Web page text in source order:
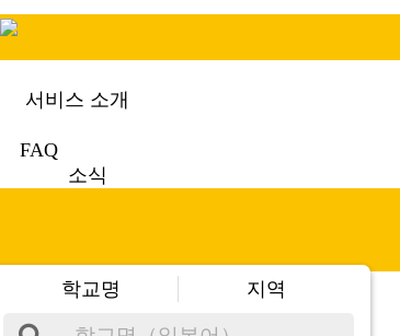
서비스 소개
FAQ
소식
학교명 지역